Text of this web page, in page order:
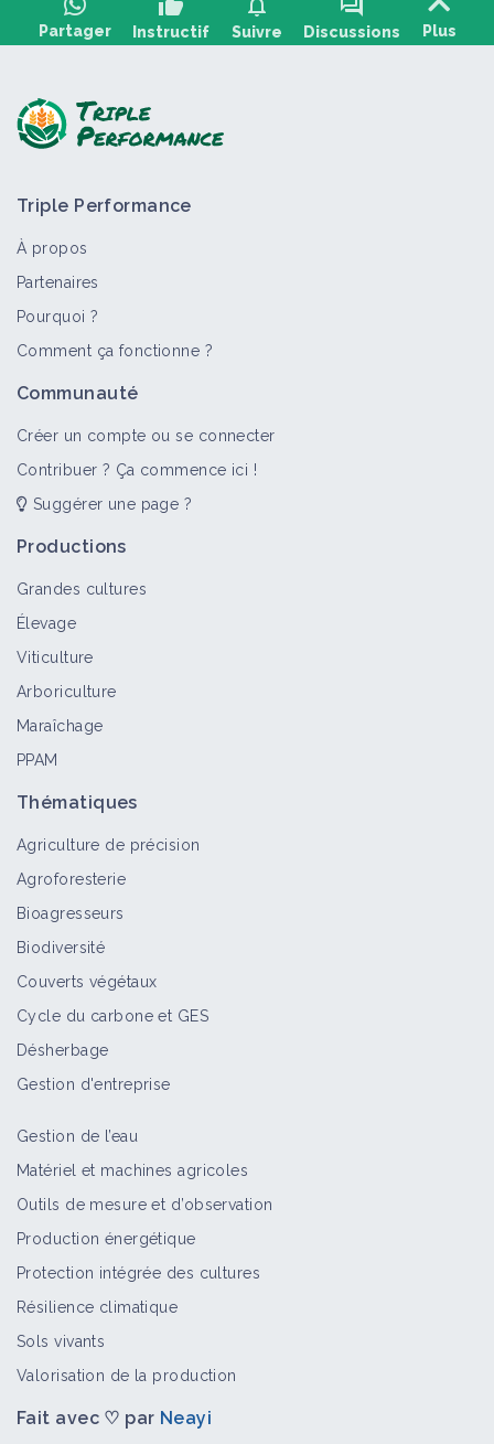
Partager
thumb_up
Instructif
notifications
Suivre
forum
Discussions Plus
Vidéo
J'emmène les élus sur les fermes
Vidéo
Agriculture sans pesticides : les
grands défis sur le terrain 🇪🇺
Vidéo
Des insectes remplacent les
Triple Performance
À propos
Partenaires
Pourquoi ?
Comment ça fonctionne ?
Communauté
Créer un compte ou se connecter
Contribuer ? Ça commence ici !
Suggérer une page ?
Productions
Grandes cultures
Élevage
Viticulture
Arboriculture
Maraîchage
PPAM
Thématiques
Agriculture de précision
Agroforesterie
Bioagresseurs
Biodiversité
Couverts végétaux
Cycle du carbone et GES
Désherbage
Gestion d'entreprise
Gestion de l’eau
Matériel et machines agricoles
Outils de mesure et d’observation
Production énergétique
Protection intégrée des cultures
Résilience climatique
Sols vivants
Valorisation de la production
Fait avec ♡ par Neayi